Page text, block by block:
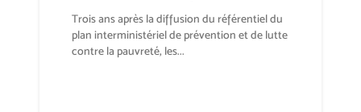
Trois ans après la diffusion du référentiel du
plan interministériel de prévention et de lutte
contre la pauvreté, les...